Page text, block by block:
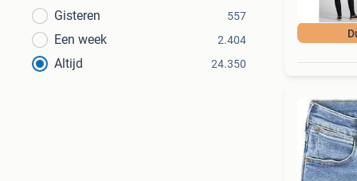
Gisteren 557
Een week 2.404
Altijd 24.350